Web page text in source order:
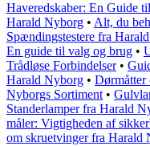
Haveredskaber: En Guide
Harald Nyborg • Alt, du
Spændingstestere fra
En guide til valg og brug •
Trådløse Forbindelser•
Harald Nyborg •
Nyborgs Sortiment•
Standerlamper fra Harald
måler: Vigtigheden af
om skruetvinger fra Harald